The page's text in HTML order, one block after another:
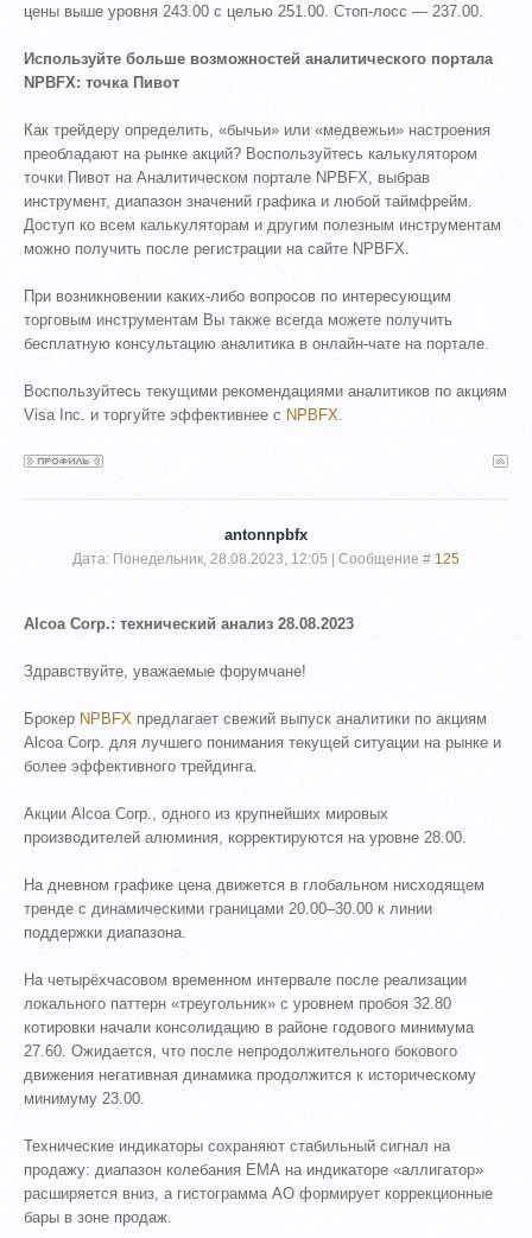
цены выше уровня 243.00 с целью 251.00. Стоп-лосс — 237.00.
Используйте больше возможностей аналитического портала
NPBFX: точка Пивот
Как трейдеру определить, «бычьи» или «медвежьи» настроения
преобладают на рынке акций? Воспользуйтесь калькулятором
точки Пивот на Аналитическом портале NPBFX, выбрав
инструмент, диапазон значений графика и любой таймфрейм.
Доступ ко всем калькуляторам и другим полезным инструментам
можно получить после регистрации на сайте NPBFX.
При возникновении каких-либо вопросов по интересующим
торговым инструментам Вы также всегда можете получить
бесплатную консультацию аналитика в онлайн-чате на портале.
Воспользуйтесь текущими рекомендациями аналитиков по акциям
Visa Inc. и торгуйте эффективнее с NPBFX
antonnpbfx
Дата: Понедельник, 28.08.2023, 12:05 | Сообщение # 125
Alcoa Corp.: технический анализ 28.08.2023
Здравствуйте, уважаемые форумчане!
Брокер NPBFX предлагает свежий выпуск аналитики по акциям
Alcoa Corp. для лучшего понимания текущей ситуации на рынке и
более эффективного трейдинга.
Акции Alcoa Corp., одного из крупнейших мировых
производителей алюминия, корректируются на уровне 28.00.
На дневном графике цена движется в глобальном нисходящем
тренде с динамическими границами 20.00–30.00 к линии
поддержки диапазона.
На четырёхчасовом временном интервале после реализации
локального паттерн «треугольник» с уровнем пробоя 32.80
котировки начали консолидацию в районе годового минимума
27.60. Ожидается, что после непродолжительного бокового
движения негативная динамика продолжится к историческому
минимуму 23.00.
Технические индикаторы сохраняют стабильный сигнал на
продажу: диапазон колебания ЕМА на индикаторе «аллигатор»
расширяется вниз, а гистограмма АО формирует коррекционные
бары в зоне продаж.